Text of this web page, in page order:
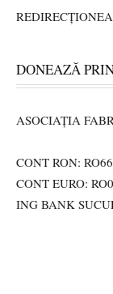
DONEAZĂ
ASOCIAȚIA
CONT RON:
CONT EURO:
ING BANK